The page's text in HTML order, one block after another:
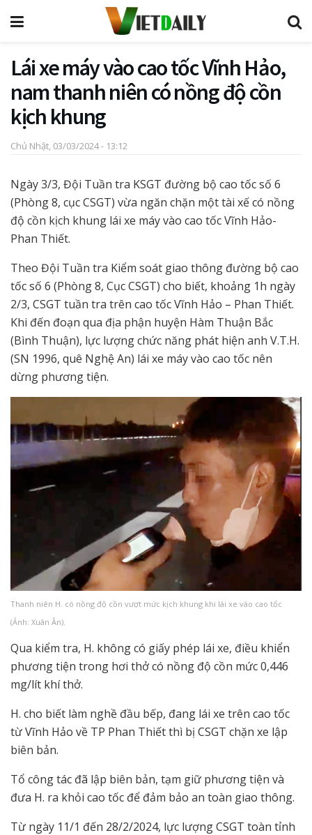
Lái xe máy vào cao tốc Vĩnh Hảo,
nam thanh niên có nồng độ cồn
kịch khung
Chủ Nhật, 03/03/2024 - 13:12
Ngày 3/3, Đội Tuần tra KSGT đường bộ cao tốc số 6
(Phòng 8, cục CSGT) vừa ngăn chặn một tài xế có nồng
độ cồn kịch khung lái xe máy vào cao tốc Vĩnh Hảo-
Phan Thiết.
Theo Đội Tuần tra Kiểm soát giao thông đường bộ cao
tốc số 6 (Phòng 8, Cục CSGT) cho biết, khoảng 1h ngày
2/3, CSGT tuần tra trên cao tốc Vĩnh Hảo – Phan Thiết.
Khi đến đoạn qua địa phận huyện Hàm Thuận Bắc
(Bình Thuận), lực lượng chức năng phát hiện anh V.T.H.
(SN 1996, quê Nghệ An) lái xe máy vào cao tốc nên
dừng phương tiện.
Thanh niên H. có nồng độ cồn vượt mức kịch khung khi lái xe vào cao tốc
(Ảnh: Xuân Ân).
Qua kiểm tra, H. không có giấy phép lái xe, điều khiển
phương tiện trong hơi thở có nồng độ cồn mức 0,446
mg/lít khí thở.
H. cho biết làm nghề đầu bếp, đang lái xe trên cao tốc
từ Vĩnh Hảo về TP Phan Thiết thì bị CSGT chặn xe lập
biên bản.
Tổ công tác đã lập biên bản, tạm giữ phương tiện và
đưa H. ra khỏi cao tốc để đảm bảo an toàn giao thông.
Từ ngày 11/1 đến 28/2/2024, lực lượng CSGT toàn tỉnh